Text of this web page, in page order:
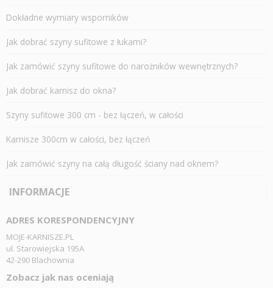
Dokładne wymiary wsporników
Jak dobrać szyny sufitowe z łukami?
Jak zamówić szyny sufitowe do narożników wewnętrznych?
Jak dobrać karnisz do okna?
Szyny sufitowe 300 cm - bez łączeń, w całości
Karnisze 300cm w całości, bez łączeń
Jak zamówić szyny na całą długość ściany nad oknem?
INFORMACJE
ADRES KORESPONDENCYJNY
MOJE-KARNISZE.PL
ul. Starowiejska 195A
42-290 Blachownia
Zobacz jak nas oceniają